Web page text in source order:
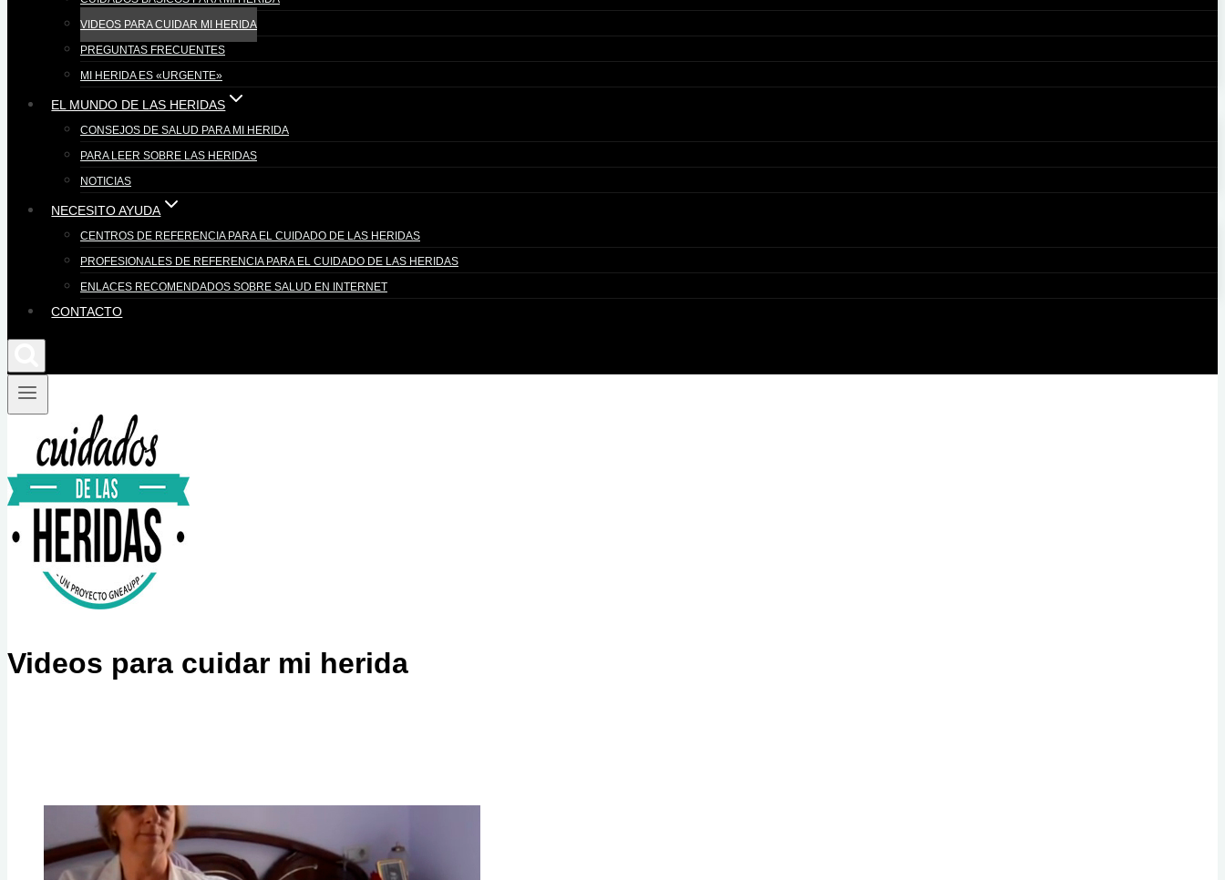
VIDEOS PARA CUIDAR MI HERIDA
PREGUNTAS FRECUENTES
MI HERIDA ES «URGENTE»
EL MUNDO DE LAS HERIDAS
CONSEJOS DE SALUD PARA MI HERIDA
PARA LEER SOBRE LAS HERIDAS
NOTICIAS
NECESITO AYUDA
CENTROS DE REFERENCIA PARA EL CUIDADO DE LAS HERIDAS
PROFESIONALES DE REFERENCIA PARA EL CUIDADO DE LAS HERIDAS
ENLACES RECOMENDADOS SOBRE SALUD EN INTERNET
CONTACTO
Videos para cuidar mi herida